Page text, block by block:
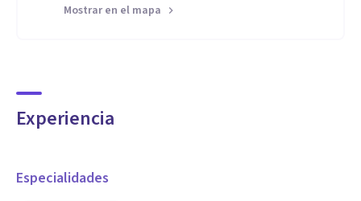
Mostrar en el mapa
Experiencia
Especialidades